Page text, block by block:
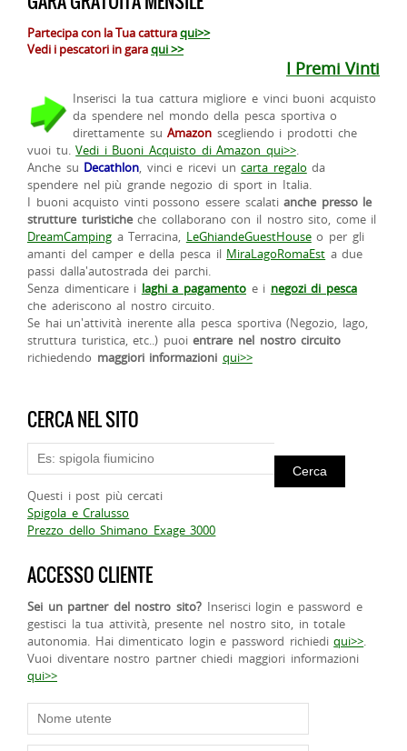
Partecipa con la Tua catturaqui>>
Vedi i pescatori in garaqui >>
I Premi Vinti
Inserisci la tua cattura migliore e vinci buoni acquisto
da spendere nel mondo della pesca sportiva o
direttamente suAmazon scegliendo i prodotti che
vuoi tu.Vedi i Buoni Acquisto di Amazon qui>>.
Anche su Decathlon, vinci e ricevi uncarta regalo da
spendere nel più grande negozio di sport in Italia.
I buoni acquisto vinti possono essere scalatianche presso le
strutture turisticheche collaborano con il nostro sito, come il
DreamCamping a Terracina, LeGhiandeGuestHouseo per gli
amanti del camper e della pesca il MiraLagoRomaEst a due
passi dalla'autostrada dei parchi.
Senza dimenticare i laghi a pagamento e i negozi di pesca
che aderiscono al nostro circuito.
Se hai un'attività inerente alla pesca sportiva (Negozio, lago,
struttura turistica, etc..) puoientrare nel nostro circuito
richiedendo maggiori informazioni qui>>
CERCA NEL SITO
Questi i post più cercati
Spigola e Cralusso
Prezzo dello Shimano Exage 3000
ACCESSO CLIENTE
Sei un partner del nostro sito? Inserisci login e password e
gestisci la tua attività, presente nel nostro sito, in totale
autonomia. Hai dimenticato login e password richiediqui>>.
Vuoi diventare nostro partner chiedi maggiori informazioni
qui>>